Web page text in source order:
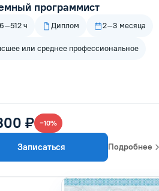
программист
ч Диплом 2–3 месяца
или среднее профессиональное
₽ −10%
Записаться Подробнее